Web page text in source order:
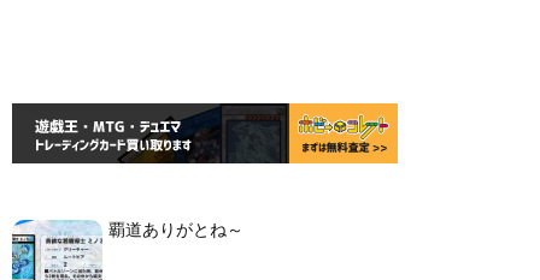
覇道ありがとね～